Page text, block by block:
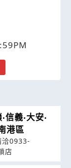
信義‧大安‧
港區
洽0933-
店